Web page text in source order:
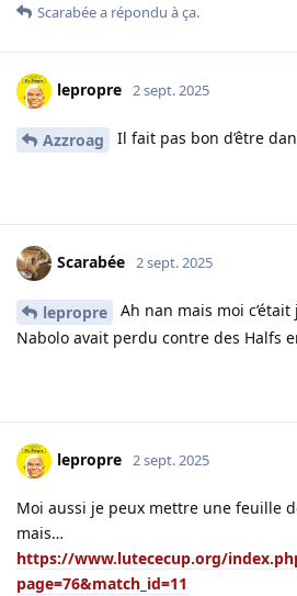
Scarabéea répondu à ça.
lepropre 2 sept. 2025
Azzroag Il fait pas bon d’être
Scarabée 2 sept. 2025
lepropre
Ah nan mais moi
Nabolo avait perdu contre des Halfs
lepropre 2 sept. 2025
Moi aussi je peux mettre une feuille
mais…
https://www.lutececup.org/
page=76&match_id=11